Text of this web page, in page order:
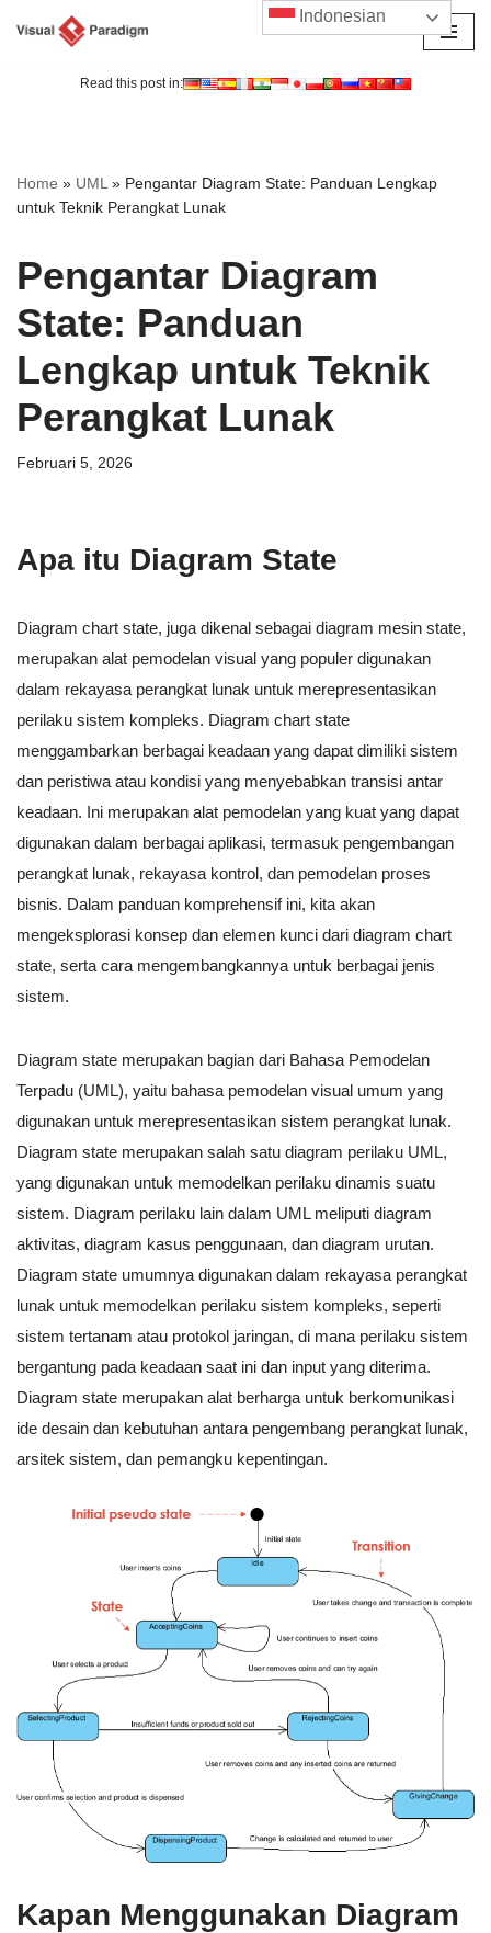
Read this post in:
Home » UML» Pengantar Diagram State: Panduan Lengkap
untuk Teknik Perangkat Lunak
Pengantar Diagram
State: Panduan
Lengkap untuk Teknik
Perangkat Lunak
Februari 5, 2026
Apa itu Diagram State
Diagram chart state, juga dikenal sebagai diagram mesin state,
merupakan alat pemodelan visual yang populer digunakan
dalam rekayasa perangkat lunak untuk merepresentasikan
perilaku sistem kompleks. Diagram chart state
menggambarkan berbagai keadaan yang dapat dimiliki sistem
dan peristiwa atau kondisi yang menyebabkan transisi antar
keadaan. Ini merupakan alat pemodelan yang kuat yang dapat
digunakan dalam berbagai aplikasi, termasuk pengembangan
perangkat lunak, rekayasa kontrol, dan pemodelan proses
bisnis. Dalam panduan komprehensif ini, kita akan
mengeksplorasi konsep dan elemen kunci dari diagram chart
state, serta cara mengembangkannya untuk berbagai jenis
sistem.
Diagram state merupakan bagian dari Bahasa Pemodelan
Terpadu (UML), yaitu bahasa pemodelan visual umum yang
digunakan untuk merepresentasikan sistem perangkat lunak.
Diagram state merupakan salah satu diagram perilaku UML,
yang digunakan untuk memodelkan perilaku dinamis suatu
sistem. Diagram perilaku lain dalam UML meliputi diagram
aktivitas, diagram kasus penggunaan, dan diagram urutan.
Diagram state umumnya digunakan dalam rekayasa perangkat
lunak untuk memodelkan perilaku sistem kompleks, seperti
sistem tertanam atau protokol jaringan, di mana perilaku sistem
bergantung pada keadaan saat ini dan input yang diterima.
Diagram state merupakan alat berharga untuk berkomunikasi
ide desain dan kebutuhan antara pengembang perangkat lunak,
arsitek sistem, dan pemangku kepentingan.
Kapan Menggunakan Diagram
Indonesian